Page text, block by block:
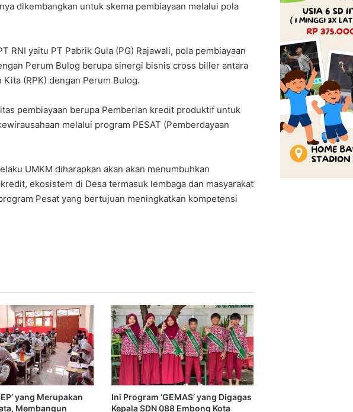
dikembangkan untuk skema pembiayaan melalui pola
RNI yaitu PT Pabrik Gula (PG) Rajawali, pola pembiayaan
Perum Bulog berupa sinergi bisnis cross biller antara
Kita (RPK) dengan Perum Bulog.
pembiayaan berupa Pemberian kredit produktif untuk
melalui program PESAT (Pemberdayaan
UMKM diharapkan akan akan menumbuhkan
ekosistem di Desa termasuk lembaga dan masyarakat
Pesat yang bertujuan meningkatkan kompetensi
yang Merupakan
Membangun
Ini Program ‘GEMAS’ yang Digagas
Kepala SDN 088 Embong Kota